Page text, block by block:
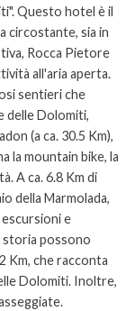
Questo hotel è il
circostante, sia in
Rocca Pietore
all'aria aperta.
sentieri che
delle Dolomiti,
(a ca. 30.5 Km),
la mountain bike, la
A ca. 6.8 Km di
della Marmolada,
e
storia possono
Km, che racconta
Dolomiti. Inoltre,